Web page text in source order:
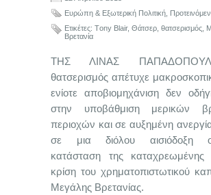
Ευρώπη & Eξωτερική Πολιτική
Ετικέτες: Tοny Blair, Θάτσερ θατσερισμός
Βρετανία
ΤΗΣ ΛΙΝΑΣ
θατσερισμός απέτυχε
ενίοτε αποβιομηχάνιση δεν
στην υποβάθμιση μερικών
περιοχών και σε αυξημένη
σε μια διόλου αισιόδοξη
κατάσταση της καταχρεωμένης
κρίση του χρηματοπιστωτικού
Μεγάλης Βρετανίας.